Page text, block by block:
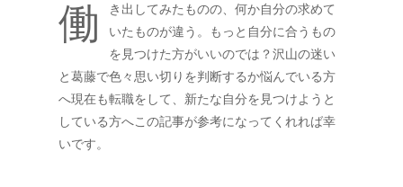
働
き出してみたものの、何か自分の求めて
いたものが違う。もっと自分に合うもの
を見つけた方がいいのでは？沢山の迷い
と葛藤で色々思い切りを判断するか悩んでいる方
へ現在も転職をして、新たな自分を見つけようと
している方へこの記事が参考になってくれれば幸
いです。